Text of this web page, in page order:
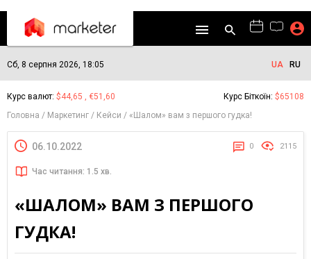
Сб, 8 серпня 2026, 18:05 UA RU
Курс валют: $44,65 , €51,60 Курс Біткоїн: $65108
Головна
Маркетинг Кейси «Шалом» вам з першого гудка!
06.10.2022 0 2115
Час читання: 1.5 хв.
«ШАЛОМ» ВАМ З ПЕРШОГО
ГУДКА!